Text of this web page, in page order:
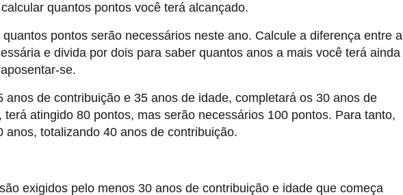
quantos pontos você terá alcançado.
pontos serão necessários neste ano. Calcule a diferença entre a
e divida por dois para saber quantos anos a mais você terá ainda
se.
anos de contribuição e 35 anos de idade, completará os 30 anos de
atingido 80 pontos, mas serão necessários 100 pontos. Para tanto,
anos, totalizando 40 anos de contribuição.
exigidos pelo menos 30 anos de contribuição e idade que começa